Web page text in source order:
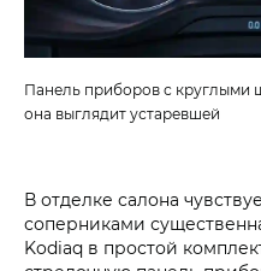
Панель приборов с круглыми
она выглядит устаревшей
В отделке салона
соперниками
Kodiaq в простой